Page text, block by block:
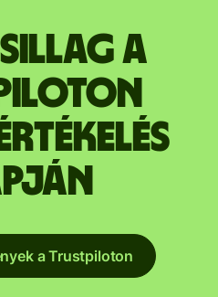
a
a Trustpiloton